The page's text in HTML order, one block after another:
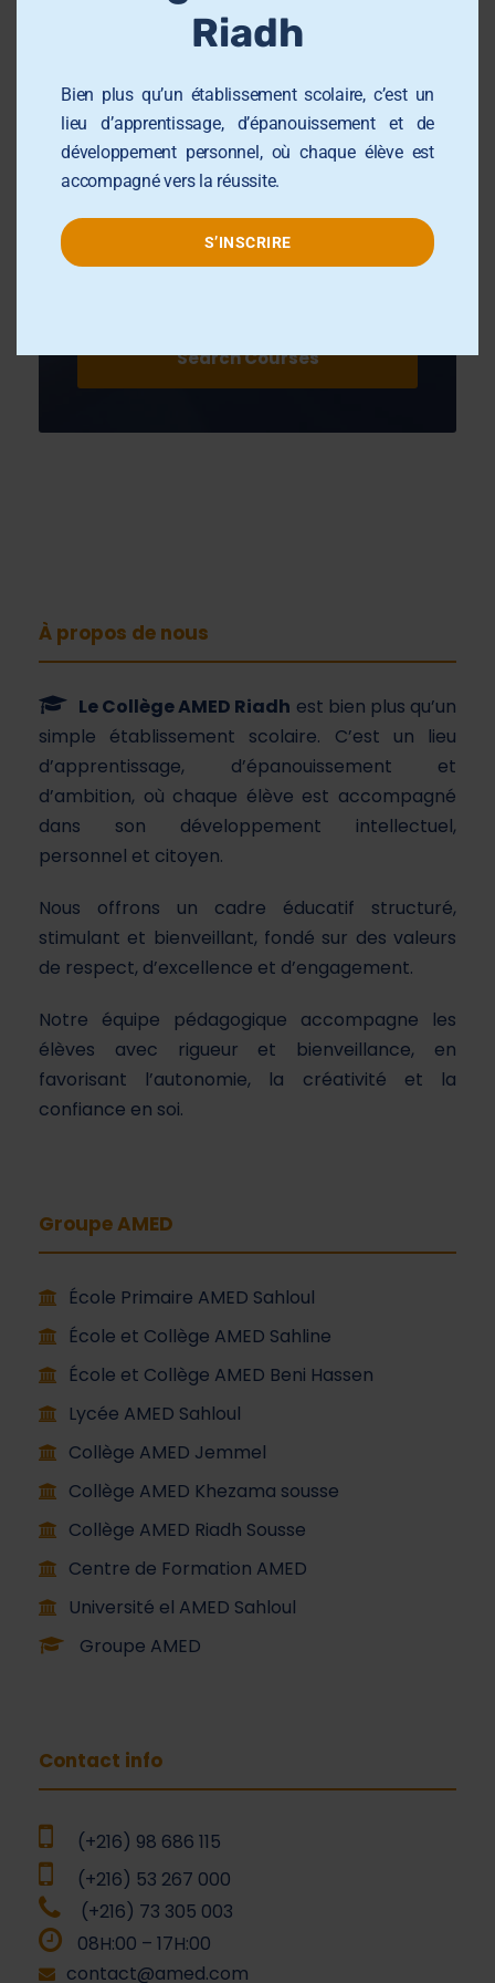
À propos de nous
Le Collège AMED Riadh est bien plus qu’un
simple établissement scolaire. C’est un lieu
d’apprentissage, d’épanouissement et
d’ambition, où chaque élève est accompagné
dans son développement intellectuel,
personnel et citoyen.
Nous offrons un cadre éducatif structuré,
stimulant et bienveillant, fondé sur des valeurs
de respect, d’excellence et d’engagement.
Notre équipe pédagogique accompagne les
élèves avec rigueur et bienveillance, en
favorisant l’autonomie, la créativité et la
confiance en soi.
Groupe AMED
École Primaire AMED Sahloul
École et Collège AMED Sahline
École et Collège AMED Beni Hassen
Lycée AMED Sahloul
Collège AMED Jemmel
Collège AMED Khezama sousse
Collège AMED Riadh Sousse
Centre de Formation AMED
Université el AMED Sahloul
Groupe AMED
Contact info
(+216) 98 686 115
(+216) 53 267 000
(+216) 73 305 003
08H:00 – 17H:00
contact@amed.com
Riadh
Bien plus qu’un établissement scolaire, c’est un
lieu d’apprentissage, d’épanouissement et de
développement personnel, où chaque élève est
accompagné vers la réussite.
S’INSCRIRE